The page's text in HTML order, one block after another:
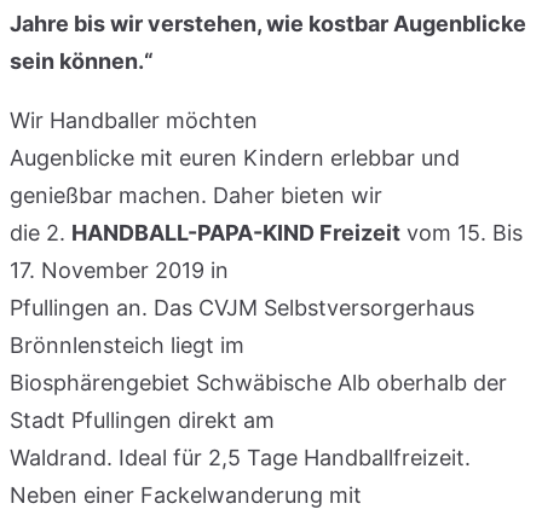
Jahre bis wir verstehen, wie kostbar Augenblicke
sein können.“
Wir Handballer möchten
Augenblicke mit euren Kindern erlebbar und
genießbar machen. Daher bieten wir
die 2. HANDBALL-PAPA-KIND Freizeit vom 15. Bis
17. November 2019 in
Pfullingen an. Das CVJM Selbstversorgerhaus
Brönnlensteich liegt im
Biosphärengebiet Schwäbische Alb oberhalb der
Stadt Pfullingen direkt am
Waldrand. Ideal für 2,5 Tage Handballfreizeit.
Neben einer Fackelwanderung mit